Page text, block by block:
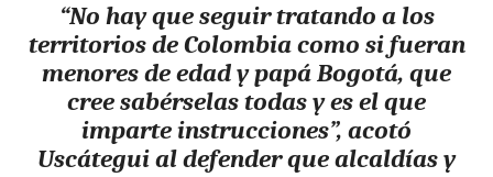
“No hay que seguir tratando a los
territorios de Colombia como si fueran
menores de edad y papá Bogotá, que
cree sabérselas todas y es el que
imparte instrucciones”, acotó
Uscátegui al defender que alcaldías y